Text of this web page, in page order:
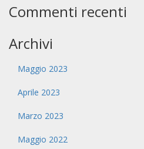
Commenti recenti
Archivi
Maggio 2023
Aprile 2023
Marzo 2023
Maggio 2022